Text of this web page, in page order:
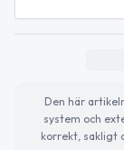
Den här
system och
korrekt, sakligt